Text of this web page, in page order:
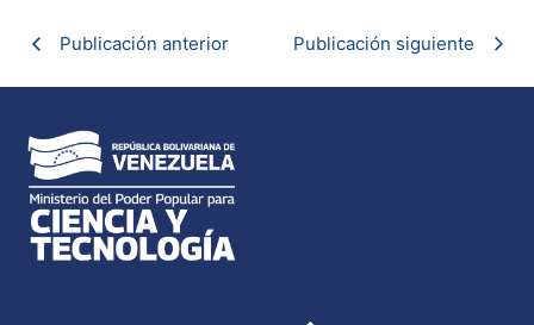
Publicación anterior Publicación siguiente